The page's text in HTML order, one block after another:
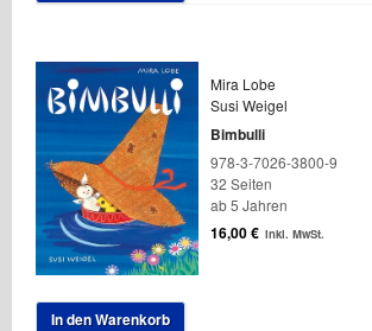
Mira Lobe
Susi Weigel
Bimbulli
978-3-7026-3800-9
32 Seiten
ab 5 Jahren
16,00€ inkl. MwSt.
In den Warenkorb